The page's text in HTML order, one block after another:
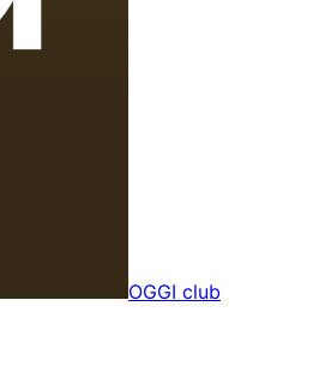
OGGI club